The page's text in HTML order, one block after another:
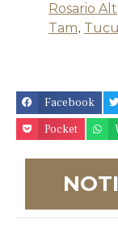
Rosario
Tam,
Facebook
Pocket